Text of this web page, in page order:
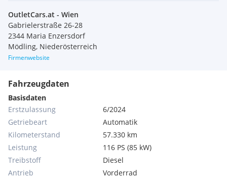
OutletCars.at - Wien
Gabrielerstraße 26-28
2344 Maria Enzersdorf
Mödling, Niederösterreich
Firmenwebsite
Fahrzeugdaten
Basisdaten
Erstzulassung
6/2024
Getriebeart
Automatik
Kilometerstand
57.330 km
Leistung
116 PS (85 kW)
Treibstoff
Diesel
Antrieb
Vorderrad